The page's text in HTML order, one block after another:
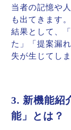
当者の記憶や
も出てきます。
結果として、
た」「提案漏
失が生じてし
3. 新機能紹
能」とは？